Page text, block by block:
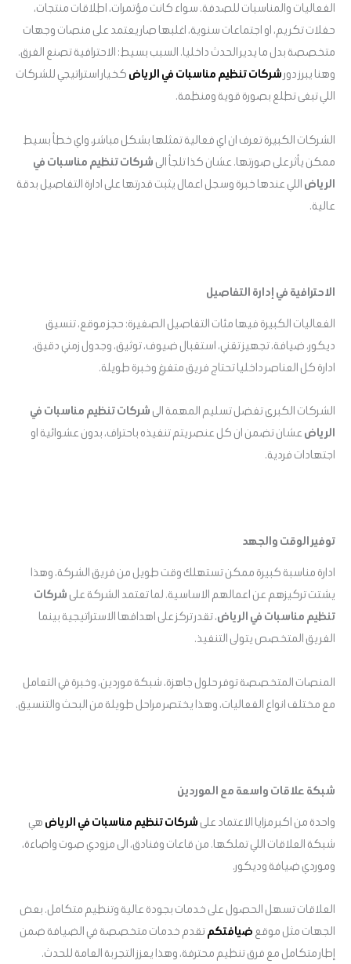
الفعاليات والمناسبات للصدفة. سواء كانت مؤتمرات، اطلاقات منتجات،
حفلات تكريم، او اجتماعات سنوية، اغلبها صار يعتمد على منصات وجهات
متخصصة بدل ما يدير الحدث داخليا. السبب بسيط: الاحترافية تصنع الفرق.
وهنا يبرز دور شركات تنظيم مناسبات في الرياض كخيار استراتيجي للشركات
اللي تبغى تطلع بصورة قوية ومنظمة.
الشركات الكبيرة تعرف ان اي فعالية تمثلها بشكل مباشر، واي خطأ بسيط
ممكن يأثر على صورتها. عشان كذا تلجأ الى شركات تنظيم مناسبات في
الرياض اللي عندها خبرة وسجل اعمال يثبت قدرتها على ادارة التفاصيل بدقة
عالية.
الاحترافية في إدارة التفاصيل
الفعاليات الكبيرة فيها مئات التفاصيل الصغيرة: حجز موقع، تنسيق
ديكور، ضيافة، تجهيز تقني، استقبال ضيوف، توثيق، وجدول زمني دقيق.
ادارة كل العناصر داخليا تحتاج فريق متفرغ وخبرة طويلة.
الشركات الكبرى تفضل تسليم المهمة الى شركات تنظيم مناسبات في
الرياض عشان تضمن ان كل عنصر يتم تنفيذه باحتراف، بدون عشوائية او
اجتهادات فردية.
توفير الوقت والجهد
ادارة مناسبة كبيرة ممكن تستهلك وقت طويل من فريق الشركة، وهذا
يشتت تركيزهم عن اعمالهم الاساسية. لما تعتمد الشركة على شركات
تنظيم مناسبات في الرياض، تقدر تركز على اهدافها الاستراتيجية بينما
الفريق المتخصص يتولى التنفيذ.
المنصات المتخصصة توفر حلول جاهزة، شبكة موردين، وخبرة في التعامل
مع مختلف انواع الفعاليات، وهذا يختصر مراحل طويلة من البحث والتنسيق.
شبكة علاقات واسعة مع الموردين
واحدة من اكبر مزايا الاعتماد على شركات تنظيم مناسبات في الرياض هي
شبكة العلاقات اللي تملكها. من قاعات وفنادق، الى مزودي صوت واضاءة،
وموردي ضيافة وديكور.
العلاقات تسهل الحصول على خدمات بجودة عالية وتنظيم متكامل. بعض
الجهات مثل موقع ضيافتكمتقدم خدمات متخصصة في الضيافة ضمن
إطار متكامل مع فرق تنظيم محترفة، وهذا يعزز التجربة العامة للحدث.